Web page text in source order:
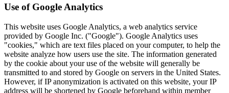
Use of Google Analytics
This website uses Google Analytics, a web analytics service
provided by Google Inc. ("Google"). Google Analytics uses
"cookies," which are text files placed on your computer, to help the
website analyze how users use the site. The information generated
by the cookie about your use of the website will generally be
transmitted to and stored by Google on servers in the United States.
However, if IP anonymization is activated on this website, your IP
address will be shortened by Google beforehand within member